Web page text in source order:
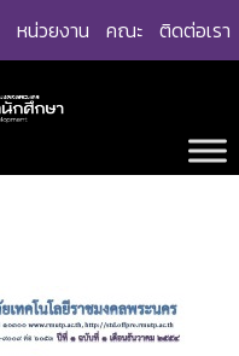
หน่วยงาน คณะ ติดต่อเรา